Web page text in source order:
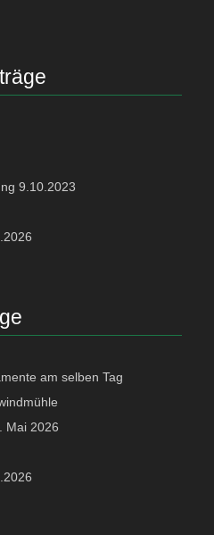
9.10.2023
am selben Tag
Mai 2026